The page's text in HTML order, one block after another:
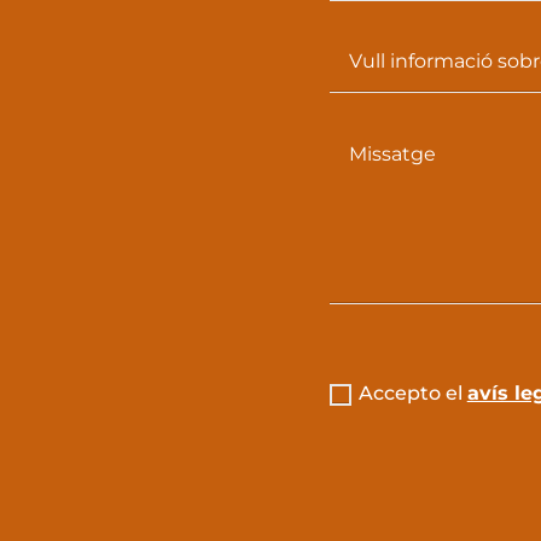
Accepto el avís